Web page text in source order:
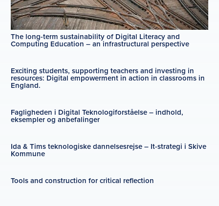
The long-term sustainability of Digital Literacy and
Computing Education – an infrastructural perspective
Exciting students, supporting teachers and investing in
resources: Digital empowerment in action in classrooms in
England.
Fagligheden i Digital Teknologiforståelse – indhold,
eksempler og anbefalinger
Ida & Tims teknologiske dannelsesrejse – It-strategi i Skive
Kommune
Tools and construction for critical reflection